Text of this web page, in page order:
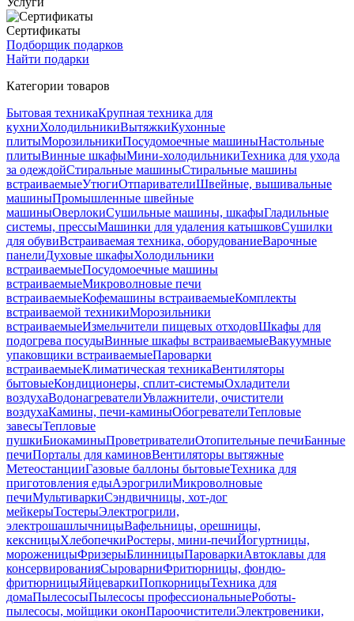
Сертификаты
Подборщик подарков
Найти подарки
Категории товаров
Бытовая техникаКрупная техника для
кухниХолодильникиВытяжкиКухонные
плитыМорозильникиПосудомоечные машиныНастольные
плитыВинные шкафыМини-холодильникиТехника для ухода
за одеждойСтиральные машиныСтиральные машины
встраиваемыеУтюгиОтпаривателиШвейные, вышивальные
машиныПромышленные швейные
машиныОверлокиСушильные машины, шкафыГладильные
системы, прессыМашинки для удаления катышковСушилки
для обувиВстраиваемая техника, оборудованиеВарочные
панелиДуховые шкафыХолодильники
встраиваемыеПосудомоечные машины
встраиваемыеМикроволновые печи
встраиваемыеКофемашины встраиваемыеКомплекты
встраиваемой техникиМорозильники
встраиваемыеИзмельчители пищевых отходовШкафы для
подогрева посудыВинные шкафы встраиваемыеВакуумные
упаковщики встраиваемыеПароварки
встраиваемыеКлиматическая техникаВентиляторы
бытовыеКондиционеры, сплит-системыОхладители
воздухаВодонагревателиУвлажнители, очистители
воздухаКамины, печи-каминыОбогревателиТепловые
завесыТепловые
пушкиБиокаминыПроветривателиОтопительные печиБанные
печиПорталы для каминовВентиляторы вытяжные
МетеостанцииГазовые баллоны бытовыеТехника для
приготовления едыАэрогрилиМикроволновые
печиМультиваркиСэндвичницы, хот-дог
мейкерыТостерыЭлектрогрили,
электрошашлычницыВафельницы, орешницы,
кексницыХлебопечкиРостеры, мини-печиЙогуртницы,
мороженицыФризерыБлинницыПароваркиАвтоклавы для
консервированияСыроварниФритюрницы, фондю-
фритюрницыЯйцеваркиПопкорницыТехника для
домаПылесосыПылесосы профессиональныеРоботы-
пылесосы, мойщики оконПароочистителиЭлектровеники,